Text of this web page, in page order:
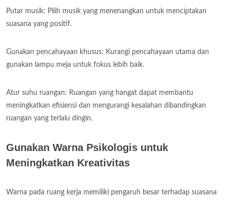
Putar musik: Pilih musik yang menenangkan untuk menciptakan
suasana yang positif.
Gunakan pencahayaan khusus: Kurangi pencahayaan utama dan
gunakan lampu meja untuk fokus lebih baik.
Atur suhu ruangan: Ruangan yang hangat dapat membantu
meningkatkan efisiensi dan mengurangi kesalahan dibandingkan
ruangan yang terlalu dingin.
Gunakan Warna Psikologis untuk
Meningkatkan Kreativitas
Warna pada ruang kerja memiliki pengaruh besar terhadap suasana